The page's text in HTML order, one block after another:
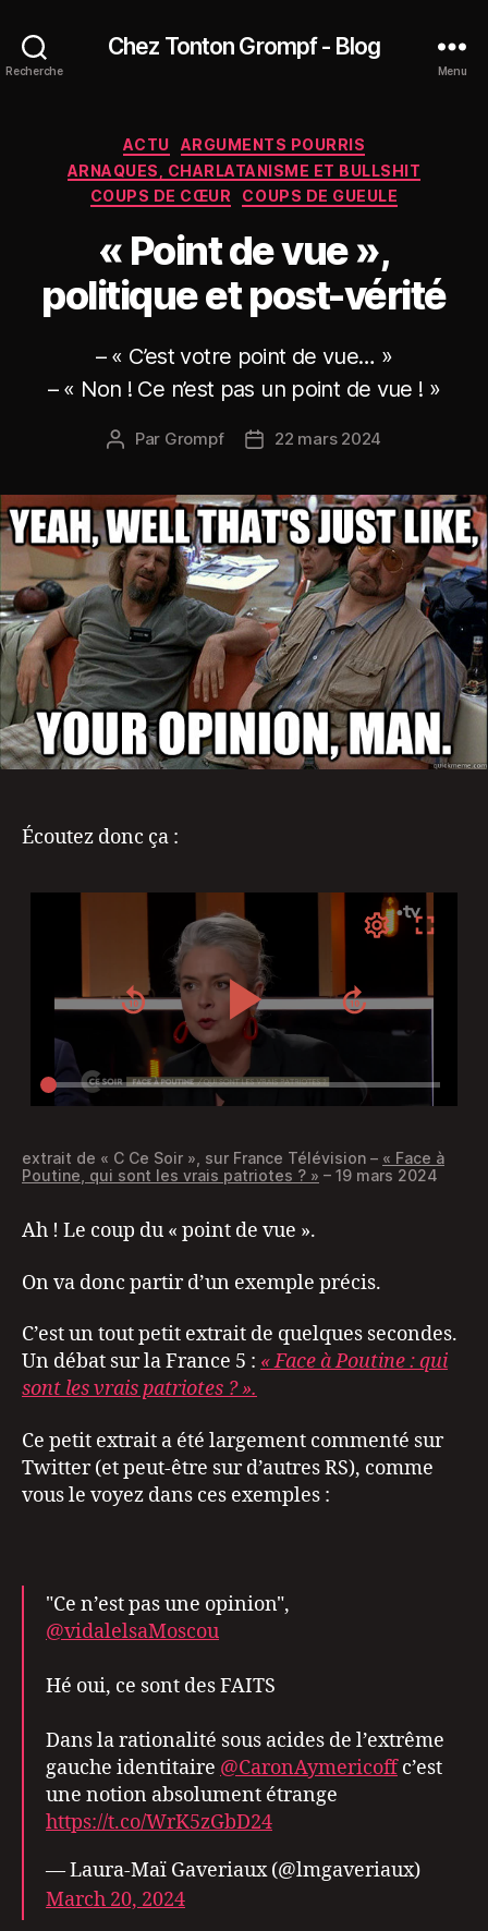
Recherche
Chez Tonton Grompf - Blog
Menu
Catégories
ACTU
ARGUMENTS POURRIS
ARNAQUES, CHARLATANISME ET BULLSHIT
COUPS DE CŒUR
COUPS DE GUEULE
« Point de vue »,
politique et post-vérité
– « C’est votre point de vue… »
– « Non ! Ce n’est pas un point de vue ! »
Auteur
Par Grompf
Date22 mars 2024
Écoutez donc ça :
extrait de « C Ce Soir », sur France Télévision – « Face à
Poutine, qui sont les vrais patriotes ? » – 19 mars 2024
Ah ! Le coup du « point de vue ».
On va donc partir d’un exemple précis.
C’est un tout petit extrait de quelques secondes.
Un débat sur la France 5 : « Face à Poutine : qui
sont les vrais patriotes ? ».
Ce petit extrait a été largement commenté sur
Twitter (et peut-être sur d’autres RS), comme
vous le voyez dans ces exemples :
"Ce n’est pas une opinion",
@vidalelsaMoscou
Hé oui, ce sont des FAITS
Dans la rationalité sous acides de l’extrême
gauche identitaire @CaronAymericoffc’est
une notion absolument étrange
https://t.co/WrK5zGbD24
— Laura-Maï Gaveriaux (@lmgaveriaux)
March 20, 2024